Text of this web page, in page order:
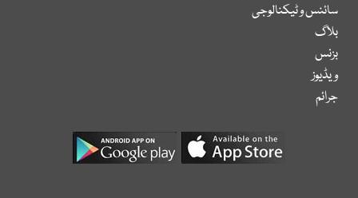
سائنس و ٹیکنالوجی
بلاگ
بزنس
ویڈیوز
جرائم